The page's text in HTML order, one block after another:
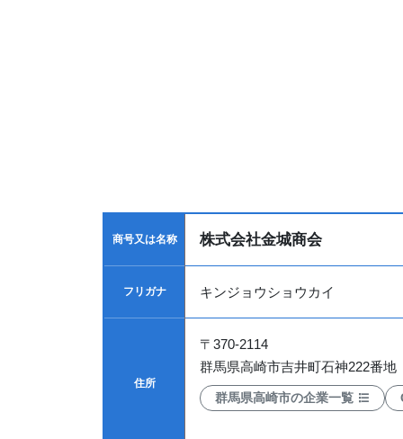
商号又は名称 株式会社金城商会
フリガナ キンジョウショウカイ
住所
〒 370-2114
群馬県高崎市吉井町石神222番地
群馬県高崎市の企業一覧